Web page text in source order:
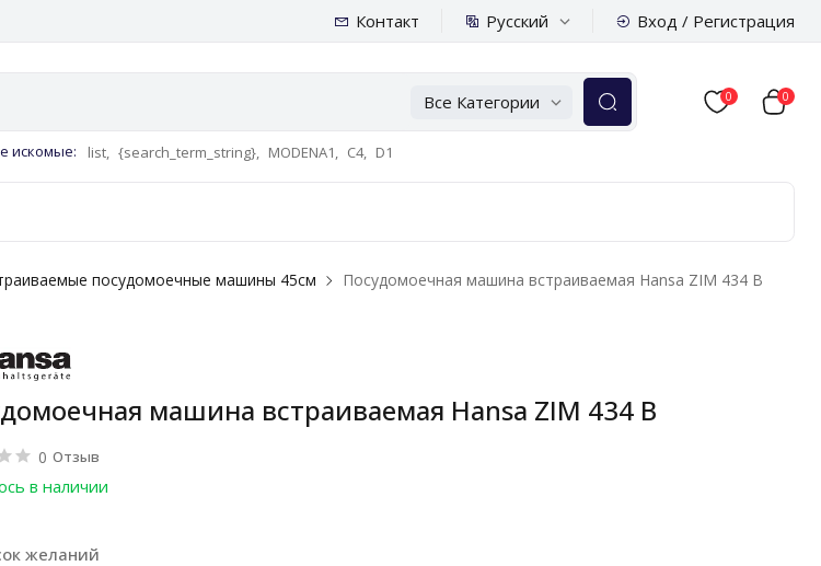
Контакт Русский Вход / Регистрация
Все Категории
искомые: list, {search_term_string}, MODENA1, C4, D1
0 0
посудомоечные машины 45см Посудомоечная машина встраиваемая Hansa ZIM 434 B
машина встраиваемая Hansa ZIM 434 B
0 Отзыв
в наличии
желаний